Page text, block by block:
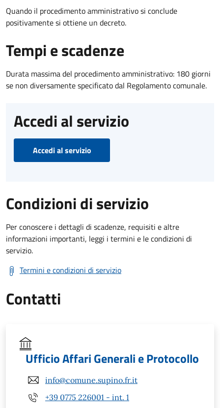
Quando il procedimento amministrativo si conclude
positivamente si ottiene un decreto.
Tempi e scadenze
Durata massima del procedimento amministrativo: 180 giorni
se non diversamente specificato dal Regolamento comunale.
Accedi al servizio
Accedi al servizio
Condizioni di servizio
Per conoscere i dettagli di scadenze, requisiti e altre
informazioni importanti, leggi i termini e le condizioni di
servizio.
Termini e condizioni di servizio
Contatti
Ufficio Affari Generali e Protocollo
info@comune.supino.fr.it
+39 0775 226001 - int. 1